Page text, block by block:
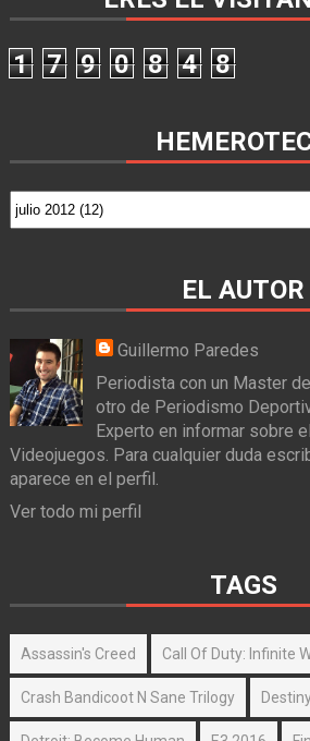
1 7 9 0 8 4 8
EL AUTOR
Guillermo Paredes
Periodista con un Master
otro de Periodismo
Experto en informar sobre
Videojuegos. Para cualquier duda
aparece en el perfil.
Ver todo mi perfil
TAGS
Assassin's Creed Call Of Duty: Infinite
Crash Bandicoot N Sane Trilogy